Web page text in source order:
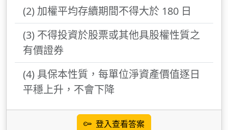
(2) 加權平均存續期間不得大於 180 日
(3) 不得投資於股票或其他具股權性質之
有價證券
(4) 具保本性質，每單位淨資產價值逐日
平穩上升，不會下降
登入查看答案